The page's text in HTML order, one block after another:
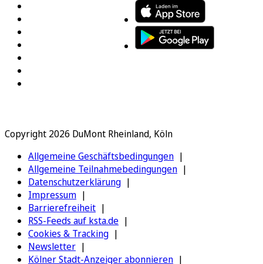
Copyright 2026 DuMont Rheinland, Köln
Allgemeine Geschäftsbedingungen
Allgemeine Teilnahmebedingungen
Datenschutzerklärung
Impressum
Barrierefreiheit
RSS-Feeds auf ksta.de
Cookies & Tracking
Newsletter
Kölner Stadt-Anzeiger abonnieren